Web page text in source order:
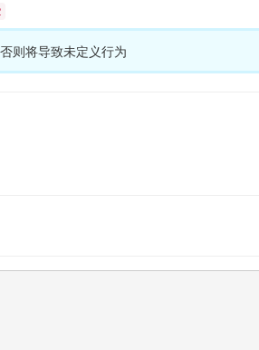
则将导致未定义行为